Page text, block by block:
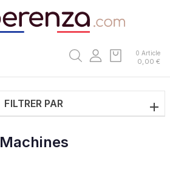
0 Article
0,00 €
FILTRER PAR
Machines